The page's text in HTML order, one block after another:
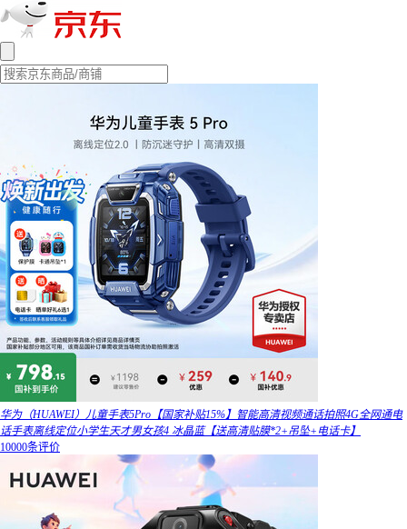
华为（HUAWEI）儿童手表5Pro【国家补贴15%】智能高清视频通话拍照4G全网通电
话手表离线定位小学生天才男女孩4 冰晶蓝【送高清贴膜*2+吊坠+电话卡】
10000条评价